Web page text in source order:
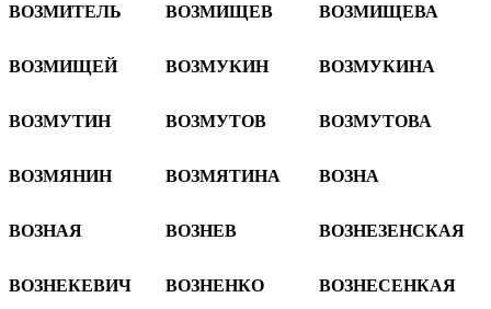
ВОЗМИТЕЛЬ ВОЗМИЩЕВ ВОЗМИЩЕВА
ВОЗМИЩЕЙ ВОЗМУКИН ВОЗМУКИНА
ВОЗМУТИН ВОЗМУТОВ ВОЗМУТОВА
ВОЗМЯНИН ВОЗМЯТИНА ВОЗНА
ВОЗНАЯ ВОЗНЕВ ВОЗНЕЗЕНСКАЯ
ВОЗНЕКЕВИЧ ВОЗНЕНКО ВОЗНЕСЕНКАЯ